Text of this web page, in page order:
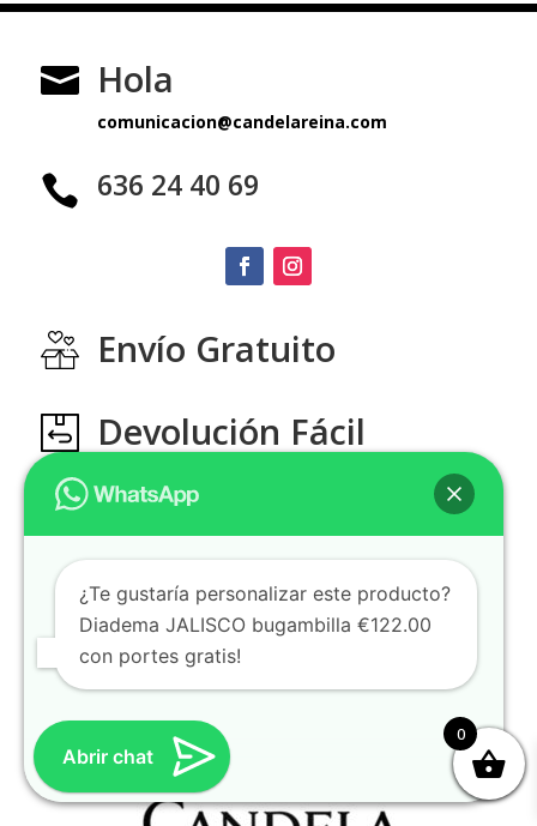
 Hola
comunicacion@candelareina.com
 636 24 40 69
Envío Gratuito
Devolución Fácil
Aviso Legal
Politica de Privacidad
Política de Cookies
Devoluciones
0
¿Te gustaría personalizar este producto?
Diadema JALISCO bugambilla €122.00
con portes gratis!
Abrir chat